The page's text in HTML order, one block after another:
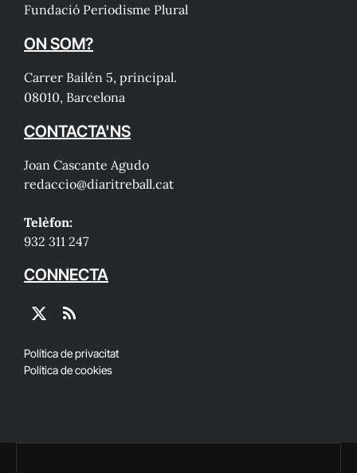
Fundació Periodisme Plural
ON SOM?
Carrer Bailén 5, principal.
08010, Barcelona
CONTACTA'NS
Joan Cascante Agudo
redaccio@diaritreball.cat
Telèfon:
932 311 247
CONNECTA
X
RSS
Política de privacitat
Política de cookies